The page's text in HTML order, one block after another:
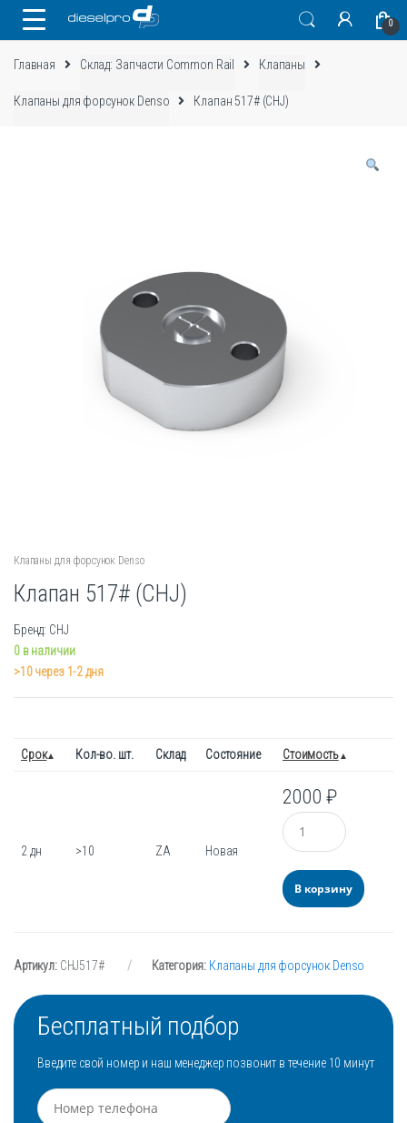
0
Главная Склад: Запчасти Common Rail Клапаны
Клапаны для форсунок Denso Клапан 517# (CHJ)
Клапаны для форсунок Denso
Клапан 517# (CHJ)
Бренд: CHJ
0 в наличии
>10 через 1-2 дня
Срок Кол-во. шт. Склад Состояние Стоимость
2 дн >10 ZA Новая
2000₽
Количество
В корзину
Артикул: CHJ517# Категория: Клапаны для форсунок Denso
Бесплатный подбор
Введите свой номер и наш менеджер позвонит в течение 10 минут